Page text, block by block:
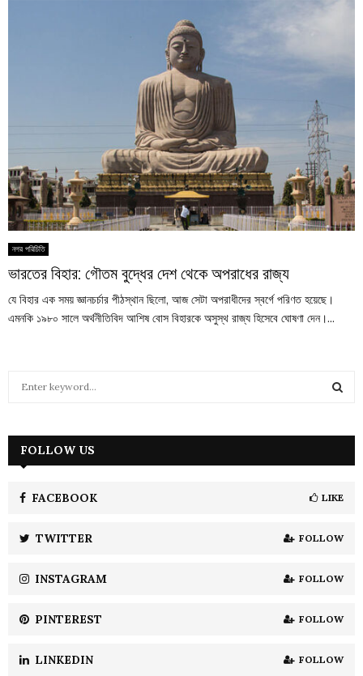
নগর পরিচিতি
ভারতের বিহার: গৌতম বুদ্ধের দেশ থেকে অপরাধের রাজ্য
যে বিহার এক সময় জ্ঞানচর্চার পীঠস্থান ছিলো, আজ সেটা অপরাধীদের স্বর্গে পরিণত হয়েছে।
এমনকি ১৯৮০ সালে অর্থনীতিবিদ আশিষ বোস বিহারকে অসুস্থ রাজ্য হিসেবে ঘোষণা দেন।...
h
H
FOLLOW US
FACEBOOK LIKE
TWITTER FOLLOW
INSTAGRAM FOLLOW
PINTEREST FOLLOW
LINKEDIN FOLLOW